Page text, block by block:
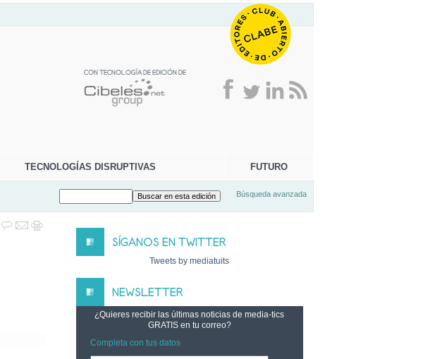
TECNOLOGÍAS DISRUPTIVAS FUTURO
Búsqueda avanzada
Tweets by mediatuits
¿Quieres recibir las últimas noticias de media-tics
GRATISen tu correo?
Completa con tus datos